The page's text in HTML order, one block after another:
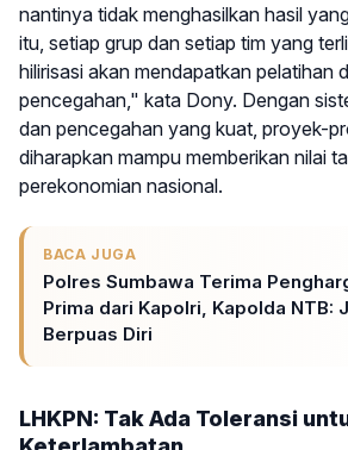
nantinya tidak menghasilkan hasil
itu, setiap grup dan setiap tim yang
hilirisasi akan mendapatkan pelatihan
pencegahan," kata Dony. Dengan
dan pencegahan yang kuat, proyek-
diharapkan mampu memberikan nilai
perekonomian nasional.
BACA JUGA
Polres Sumbawa Terima
Prima dari Kapolri, Kapolda NTB:
Berpuas Diri
LHKPN: Tak Ada Toleransi